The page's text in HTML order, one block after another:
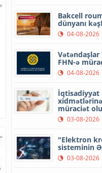
Bakcell
dünyanı
04-08-2026
Vətəndaşlar
FHN-ə
04-08-2026
İqtisadiyyat
müraciət
03-08-2026
"Elektron
sisteminin
03-08-2026